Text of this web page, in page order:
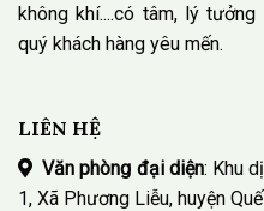
không khí....có tâm, lý
quý khách hàng yêu mến.
LIÊN HỆ
Văn phòng đại diện: Khu
1, Xã Phương Liễu, huyện